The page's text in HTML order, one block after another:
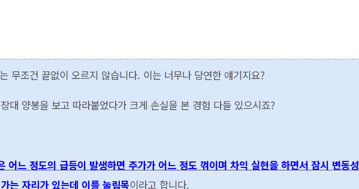
무조건 끝없이 오르지 않습니다. 이는 너무나 당연한 얘기지요?
대 양봉을 보고 따라붙었다가 크게 손실을 본 경험 다들 있으시죠?
어느 정도의 급등이 발생하면 주가가 어느 정도 꺾이며 차익 실현을 하면서 잠시 변동성
는 자리가 있는데 이를 눌림목이라고 합니다.